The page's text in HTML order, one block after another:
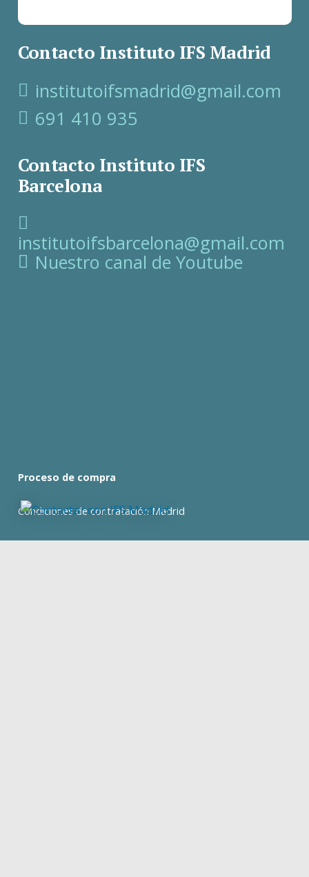
Contacto Instituto IFS Madrid
institutoifsmadrid@gmail.com
691 410 935
Contacto Instituto IFS
Barcelona
institutoifsbarcelona@gmail.com
Nuestro canal de Youtube
Proceso de compra
Condiciones de contratación Madrid